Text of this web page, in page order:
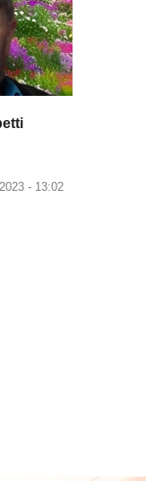
- 13:02